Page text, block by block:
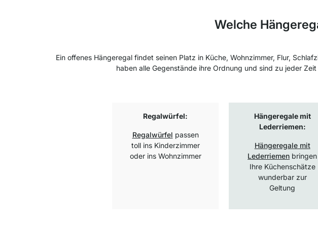
Welche
Ein offenes Hängeregal findet seinen Platz in Küche, Wohnzimmer, Flur,
haben alle Gegenstände ihre Ordnung und sind zu jeder
Regalwürfel:
Regalwürfel passen
toll ins Kinderzimmer
oder ins Wohnzimmer
Hängeregale mit
Lederriemen:
Hängeregale mit
Lederriemen bringen
Ihre Küchenschätze
wunderbar zur
Geltung